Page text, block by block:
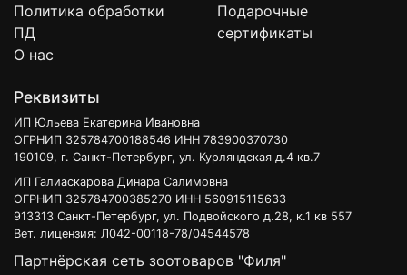
Политика обработки
ПД
О нас
Подарочные
сертификаты
Реквизиты
ИП Юльева Екатерина Ивановна
ОГРНИП 325784700188546 ИНН 783900370730
190109, г. Санкт-Петербург, ул. Курляндская д.4 кв.7
ИП Галиаскарова Динара Салимовна
ОГРНИП 325784700385270 ИНН 560915115633
913313 Санкт-Петербург, ул. Подвойского д.28, к.1 кв 557
Вет. лицензия: Л042-00118-78/04544578
Партнёрская сеть зоотоваров "Филя"